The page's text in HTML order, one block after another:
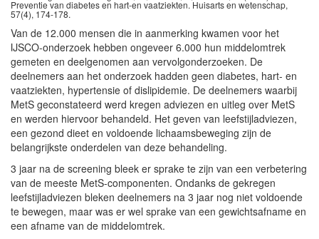
Preventie van diabetes en hart-en vaatziekten. Huisarts en wetenschap,
57(4), 174-178.
Van de 12.000 mensen die in aanmerking kwamen voor het
IJSCO-onderzoek hebben ongeveer 6.000 hun middelomtrek
gemeten en deelgenomen aan vervolgonderzoeken. De
deelnemers aan het onderzoek hadden geen diabetes, hart- en
vaatziekten, hypertensie of dislipidemie. De deelnemers waarbij
MetS geconstateerd werd kregen adviezen en uitleg over MetS
en werden hiervoor behandeld. Het geven van leefstijladviezen,
een gezond dieet en voldoende lichaamsbeweging zijn de
belangrijkste onderdelen van deze behandeling.
3 jaar na de screening bleek er sprake te zijn van een verbetering
van de meeste MetS-componenten. Ondanks de gekregen
leefstijladviezen bleken deelnemers na 3 jaar nog niet voldoende
te bewegen, maar was er wel sprake van een gewichtsafname en
een afname van de middelomtrek.